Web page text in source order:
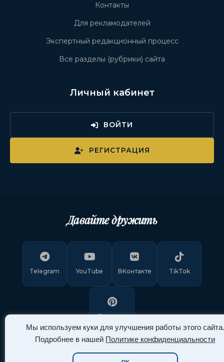
Мы используем куки для улучшения работы этого сайта.
Подробнее в нашей Политике конфиденциальности
Контакты
Для рекламодателей
Экспертный редакционный процесс
Все разделы (рубрики) сайта
Личный кабинет
ВОЙТИ
РЕГИСТРАЦИЯ
Давайте дружить
Telegram YouTube ВКонтакте TikTok
Pinterest